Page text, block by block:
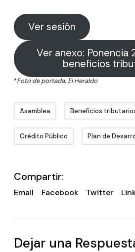
Ver sesión
Ver anexo: Ponencia
beneficios
*Foto de portada: El Heraldo
Asamblea Beneficios
Crédito Público Plan de
Compartir:
Email Facebook Twitter
Dejar una